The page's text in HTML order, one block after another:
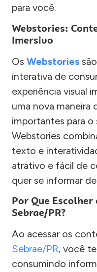
para você.
Webstories:
Imersivo
Os Webstories
interativa de
experiência visual
uma nova maneira
importantes para o
Webstories
texto e
atrativo e fácil de
quer se informar
Por Que
Sebrae/PR?
Ao acessar os
Sebrae/PR, você
consumindo